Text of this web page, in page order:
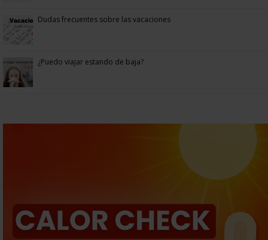
Dudas frecuentes sobre las vacaciones
¿Puedo viajar estando de baja?